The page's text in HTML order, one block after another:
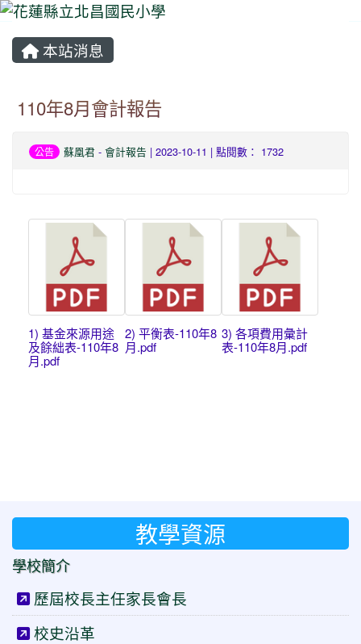
本站消息
110年8月會計報告
公告 蘇凰君 - 會計報告 | 2023-10-11 | 點閱數： 1732
1) 基金來源用途
及餘絀表-110年8
月.pdf
2) 平衡表-110年8
月.pdf
3) 各項費用彙計
表-110年8月.pdf
教學資源
學校簡介
歷屆校長主任家長會長
校史沿革